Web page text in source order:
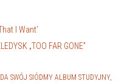
I Want’
„TOO FAR GONE”
SWÓJ SIÓDMY ALBUM STUDYJNY,